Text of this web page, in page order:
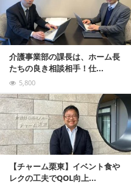
介護事業部の課長は、ホーム長
たちの良き相談相手！仕...
5,800
【チャーム栗東】イベント食や
レクの工夫でQOL向上...
記事を読む